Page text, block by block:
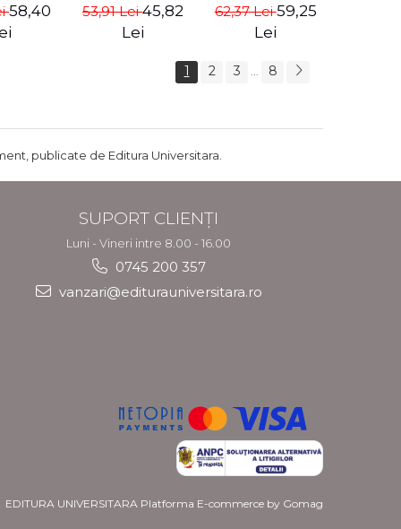
sa-ti
58,40
Gabriel I. Nastase
53,91 Lei45,82
Lei
impreuna, iar
altele nu. Editia a
62,37 Lei59,25
Lei
1 2 3 8
publicate de Editura Universitara.
SUPORT CLIENȚI
Luni - Vineri intre 8.00 - 16.00
0745 200 357
vanzari@editurauniversitara.ro
EDITURA UNIVERSITARA Platforma E-commerce by Gomag